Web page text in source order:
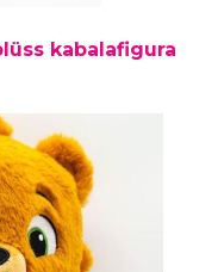
kabalafigura